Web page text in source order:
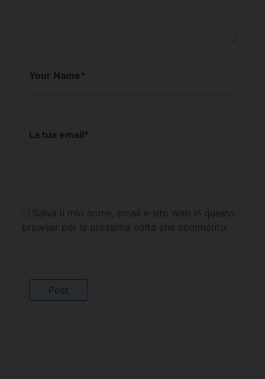
Your Name*
La tua email*
Salva il mio nome, email e sito web in questo
browser per la prossima volta che commento.